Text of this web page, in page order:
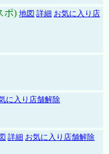
ポ) 地図 詳細 お気に入り店
に入り店舗解除
詳細 お気に入り店舗解除